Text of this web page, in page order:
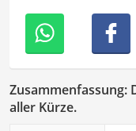
Zusammenfassung:
aller Kürze.